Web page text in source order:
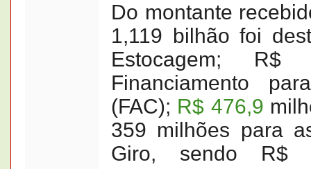
Do montante
1,119 bilhão foi
Estocagem;
Financiamento
(FAC); R$ 476,9
359 milhões para
Giro, sendo R$